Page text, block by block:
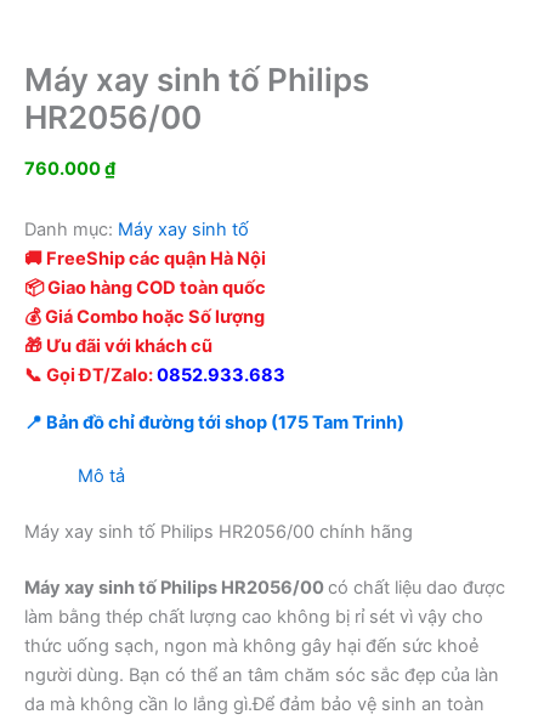
Máy xay sinh tố Philips
HR2056/00
760.000₫
Danh mục: Máy xay sinh tố
🚚 FreeShip các quận Hà Nội
📦 Giao hàng COD toàn quốc
💰 Giá Combo hoặc Số lượng
🎁 Ưu đãi với khách cũ
📞 Gọi ĐT/Zalo:0852.933.683
📍 Bản đồ chỉ đường tới shop (175 Tam Trinh)
Mô tả
Máy xay sinh tố Philips HR2056/00 chính hãng
Máy xay sinh tố Philips HR2056/00có chất liệu dao được
làm bằng thép chất lượng cao không bị rỉ sét vì vậy cho
thức uống sạch, ngon mà không gây hại đến sức khoẻ
người dùng. Bạn có thể an tâm chăm sóc sắc đẹp của làn
da mà không cần lo lắng gì.Để đảm bảo vệ sinh an toàn